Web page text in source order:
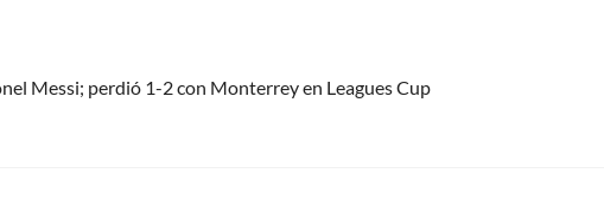
Messi; perdió 1-2 con Monterrey en Leagues Cup